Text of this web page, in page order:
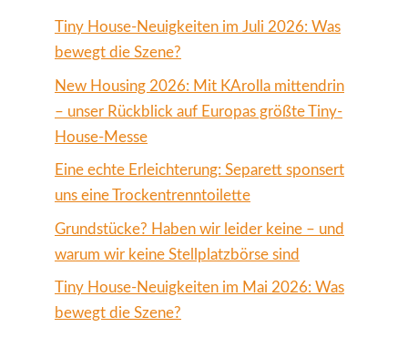
Tiny House-Neuigkeiten im Juli 2026: Was
bewegt die Szene?
New Housing 2026: Mit KArolla mittendrin
– unser Rückblick auf Europas größte Tiny-
House-Messe
Eine echte Erleichterung: Separett sponsert
uns eine Trockentrenntoilette
Grundstücke? Haben wir leider keine – und
warum wir keine Stellplatzbörse sind
Tiny House-Neuigkeiten im Mai 2026: Was
bewegt die Szene?